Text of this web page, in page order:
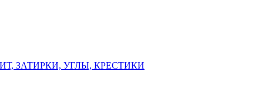
ЗАТИРКИ, УГЛЫ, КРЕСТИКИ